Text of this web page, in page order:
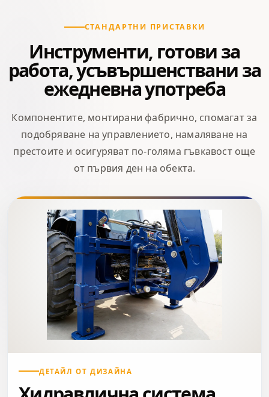
СТАНДАРТНИ ПРИСТАВКИ
Инструменти, готови за
работа, усъвършенствани за
ежедневна употреба
Компонентите, монтирани фабрично, спомагат за
подобряване на управлението, намаляване на
престоите и осигуряват по-голяма гъвкавост още
от първия ден на обекта.
ДЕТАЙЛ ОТ ДИЗАЙНА